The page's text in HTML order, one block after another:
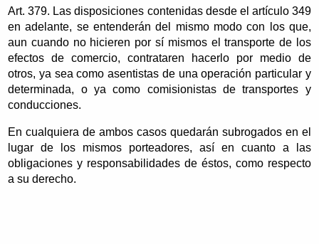
Art. 379. Las disposiciones contenidas desde el artículo 349
en adelante, se entenderán del mismo modo con los que,
aun cuando no hicieren por sí mismos el transporte de los
efectos de comercio, contrataren hacerlo por medio de
otros, ya sea como asentistas de una operación particular y
determinada, o ya como comisionistas de transportes y
conducciones.
En cualquiera de ambos casos quedarán subrogados en el
lugar de los mismos porteadores, así en cuanto a las
obligaciones y responsabilidades de éstos, como respecto
a su derecho.